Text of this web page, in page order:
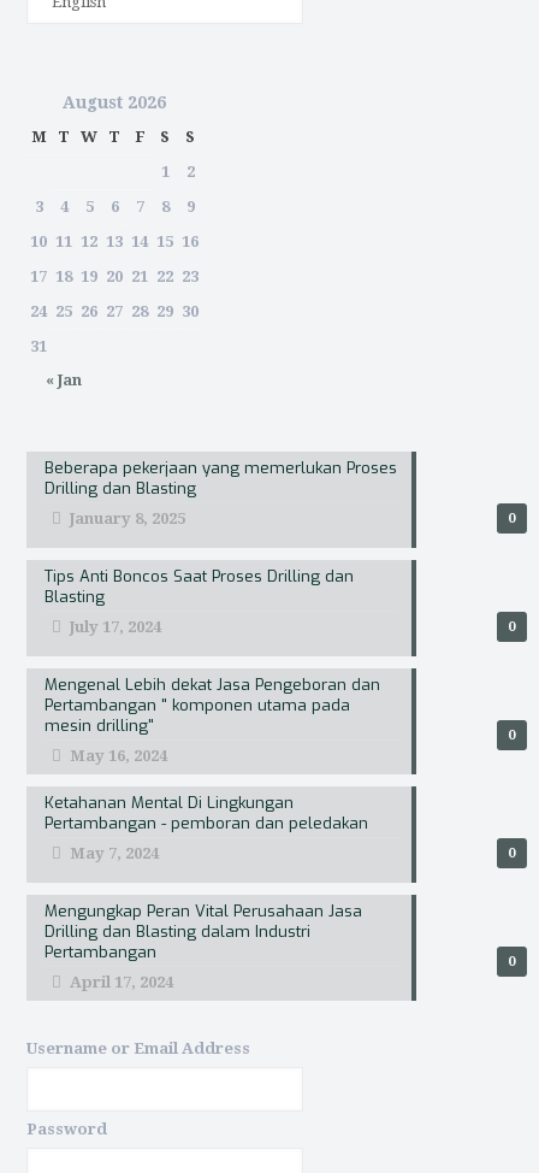
August 2026
M T W T F S S
« Jan
1
2
3
4 5 6 7 8
9
10 11 12 13 14 15 16
17 18 19 20 21 22 23
24 25 26 27 28 29 30
31
0
Beberapa pekerjaan yang memerlukan Proses
Drilling dan Blasting
January 8, 2025
0
Tips Anti Boncos Saat Proses Drilling dan
Blasting
July 17, 2024
0
Mengenal Lebih dekat Jasa Pengeboran dan
Pertambangan " komponen utama pada
mesin drilling"
May 16, 2024
0
Ketahanan Mental Di Lingkungan
Pertambangan - pemboran dan peledakan
May 7, 2024
0
Mengungkap Peran Vital Perusahaan Jasa
Drilling dan Blasting dalam Industri
Pertambangan
April 17, 2024
Username or Email Address
Password